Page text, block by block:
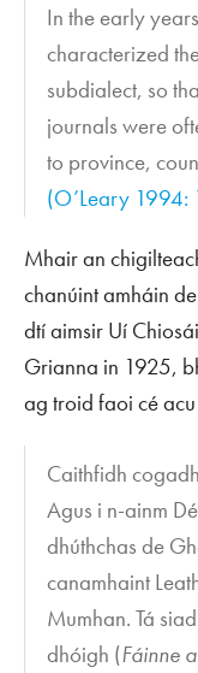
In the early
characterized
subdialect, so
journals were
to province,
(O’Leary 1994:
Mhair an
chanúint amháin
dtí aimsir Uí
Grianna in 1925,
ag troid faoi cé
Caithfidh
Agus i n-ainm
dhúthchas de
canamhaint
Mumhan. Tá
dhóigh (Fáinne